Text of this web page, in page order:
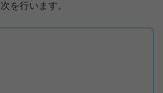
を行います。